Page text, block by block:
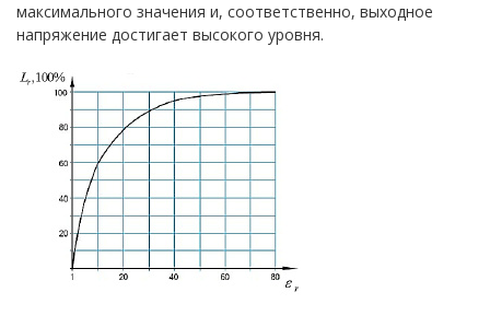
максимального значения и, соответственно, выходное
напряжение достигает высокого уровня.